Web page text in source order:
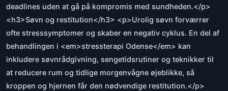
deadlines uden at gå på kompromis med sundheden.</p>
<h3>Søvn og restitution</h3> <p>Urolig søvn forværrer
ofte stresssymptomer og skaber en negativ cyklus. En del af
behandlingen i <em>stressterapi Odense</em> kan
inkludere søvnrådgivning, sengetidsrutiner og teknikker til
at reducere rum og tidlige morgenvågne øjeblikke, så
kroppen og hjernen får den nødvendige restitution.</p>